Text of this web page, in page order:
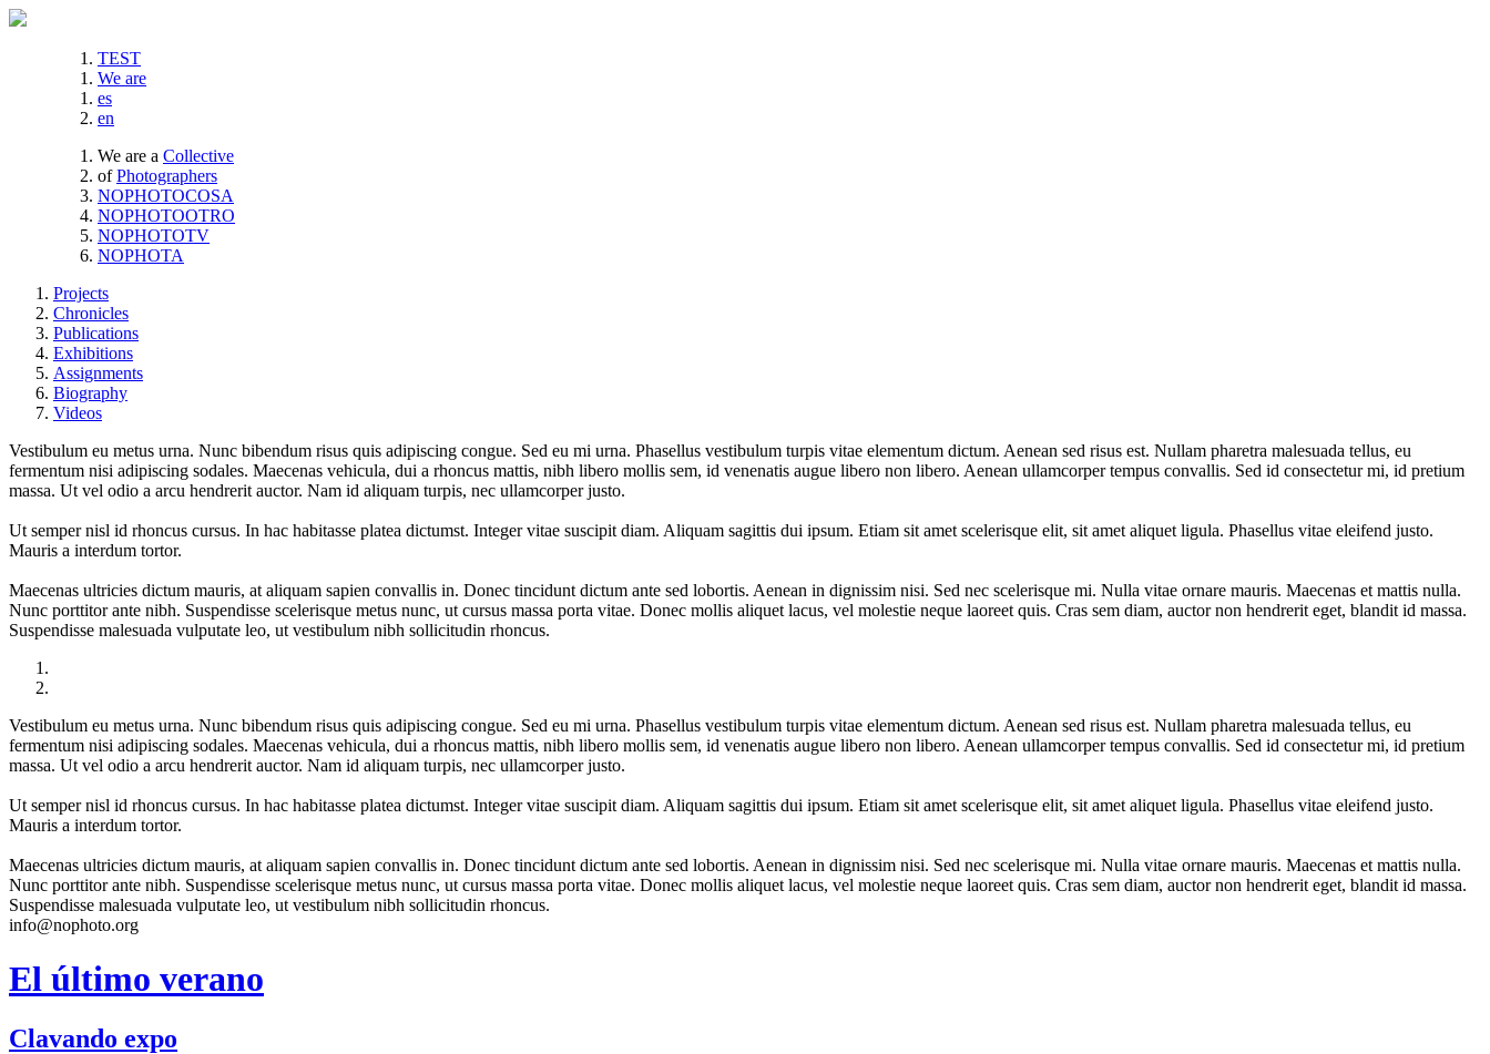
TEST
We are
es
en
We are a Collective
of Photographers
NOPHOTOCOSA
NOPHOTOOTRO
NOPHOTOTV
NOPHOTA
Projects
Chronicles
Publications
Exhibitions
Assignments
Biography
Videos
Vestibulum eu metus urna. Nunc bibendum risus quis adipiscing congue. Sed eu mi urna. Phasellus vestibulum turpis vitae elementum dictum. Aenean sed risus est. Nullam pharetra malesuada tellus, eu
fermentum nisi adipiscing sodales. Maecenas vehicula, dui a rhoncus mattis, nibh libero mollis sem, id venenatis augue libero non libero. Aenean ullamcorper tempus convallis. Sed id consectetur mi, id pretium
massa. Ut vel odio a arcu hendrerit auctor. Nam id aliquam turpis, nec ullamcorper justo.
Ut semper nisl id rhoncus cursus. In hac habitasse platea dictumst. Integer vitae suscipit diam. Aliquam sagittis dui ipsum. Etiam sit amet scelerisque elit, sit amet aliquet ligula. Phasellus vitae eleifend justo.
Mauris a interdum tortor.
Maecenas ultricies dictum mauris, at aliquam sapien convallis in. Donec tincidunt dictum ante sed lobortis. Aenean in dignissim nisi. Sed nec scelerisque mi. Nulla vitae ornare mauris. Maecenas et mattis nulla.
Nunc porttitor ante nibh. Suspendisse scelerisque metus nunc, ut cursus massa porta vitae. Donec mollis aliquet lacus, vel molestie neque laoreet quis. Cras sem diam, auctor non hendrerit eget, blandit id massa.
Suspendisse malesuada vulputate leo, ut vestibulum nibh sollicitudin rhoncus.
Vestibulum eu metus urna. Nunc bibendum risus quis adipiscing congue. Sed eu mi urna. Phasellus vestibulum turpis vitae elementum dictum. Aenean sed risus est. Nullam pharetra malesuada tellus, eu
fermentum nisi adipiscing sodales. Maecenas vehicula, dui a rhoncus mattis, nibh libero mollis sem, id venenatis augue libero non libero. Aenean ullamcorper tempus convallis. Sed id consectetur mi, id pretium
massa. Ut vel odio a arcu hendrerit auctor. Nam id aliquam turpis, nec ullamcorper justo.
Ut semper nisl id rhoncus cursus. In hac habitasse platea dictumst. Integer vitae suscipit diam. Aliquam sagittis dui ipsum. Etiam sit amet scelerisque elit, sit amet aliquet ligula. Phasellus vitae eleifend justo.
Mauris a interdum tortor.
Maecenas ultricies dictum mauris, at aliquam sapien convallis in. Donec tincidunt dictum ante sed lobortis. Aenean in dignissim nisi. Sed nec scelerisque mi. Nulla vitae ornare mauris. Maecenas et mattis nulla.
Nunc porttitor ante nibh. Suspendisse scelerisque metus nunc, ut cursus massa porta vitae. Donec mollis aliquet lacus, vel molestie neque laoreet quis. Cras sem diam, auctor non hendrerit eget, blandit id massa.
Suspendisse malesuada vulputate leo, ut vestibulum nibh sollicitudin rhoncus.
info@nophoto.org
El último verano
Clavando expo